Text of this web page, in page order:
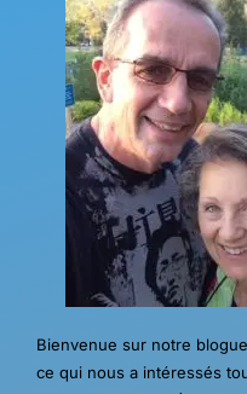
Bienvenue sur notre
ce qui nous a intéressés